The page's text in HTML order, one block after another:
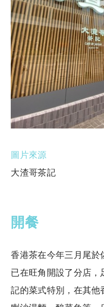
圖片來源
大渣哥茶記
開餐
香港茶在今年三月尾於
已在旺角開設了分店
記的菜式特別，在其他